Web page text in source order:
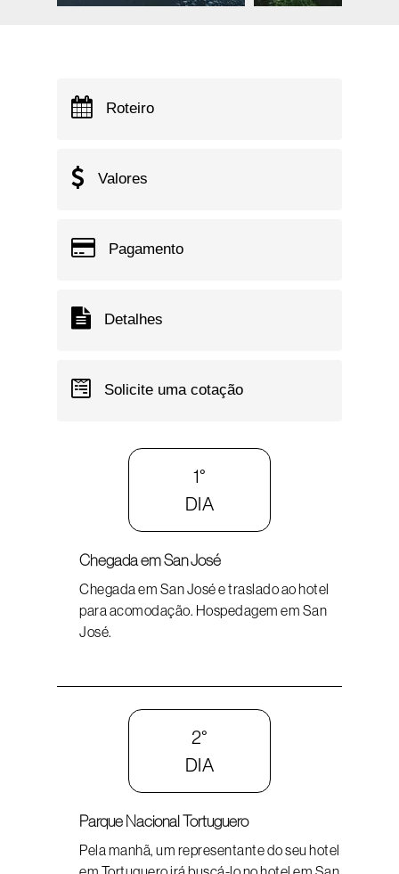
Roteiro
Valores
Pagamento
Detalhes
Solicite uma cotação
1°
DIA
Chegada em San José
Chegada em San José e traslado ao hotel
para acomodação. Hospedagem em San
José.
2°
DIA
Parque Nacional Tortuguero
Pela manhã, um representante do seu hotel